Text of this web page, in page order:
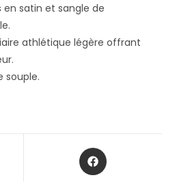
en satin et sangle de
athlétique légère offrant
souple.